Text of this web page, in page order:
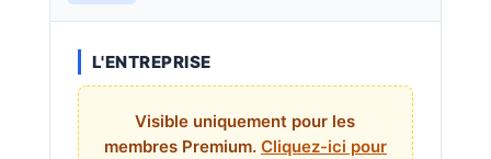
L'ENTREPRISE
Visible uniquement pour les
membres Premium. Cliquez-ici pour